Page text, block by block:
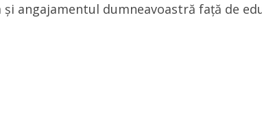
angajamentul dumneavoastră față de